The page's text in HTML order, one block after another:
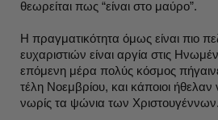
θεωρείται πως “είναι στο μαύρο”.
Η πραγματικότητα όμως είναι πιο
ευχαριστιών είναι αργία στις
επόμενη μέρα πολύς κόσμος
τέλη Νοεμβρίου, και κάποιοι
νωρίς τα ψώνια των Χριστουγέννων.